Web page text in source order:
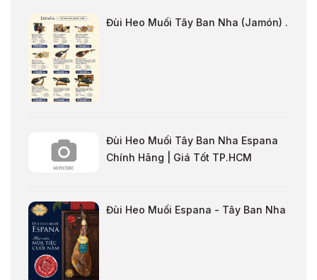
Đùi Heo Muối Tây Ban Nha (Jamón) .
Đùi Heo Muối Tây Ban Nha Espana
Chính Hãng | Giá Tốt TP.HCM
Đùi Heo Muối Espana - Tây Ban Nha